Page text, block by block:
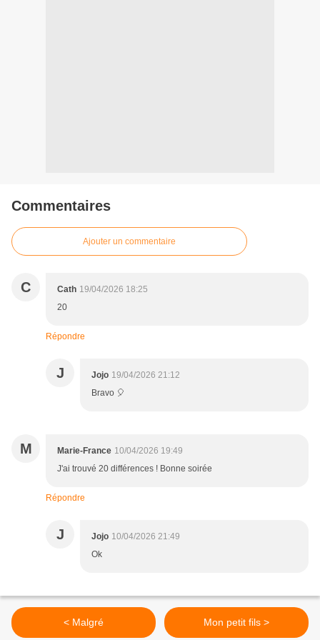
Commentaires
Ajouter un commentaire
C Cath 19/04/2026 18:25
20
Répondre
J Jojo 19/04/2026 21:12
Bravo 🎈
M Marie-France 10/04/2026 19:49
J'ai trouvé 20 différences ! Bonne soirée
Répondre
J Jojo 10/04/2026 21:49
Ok
< Malgré Mon petit fils >